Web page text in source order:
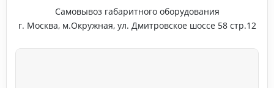
Самовывоз габаритного оборудования
г. Москва, м.Окружная, ул. Дмитровское шоссе 58 стр.12